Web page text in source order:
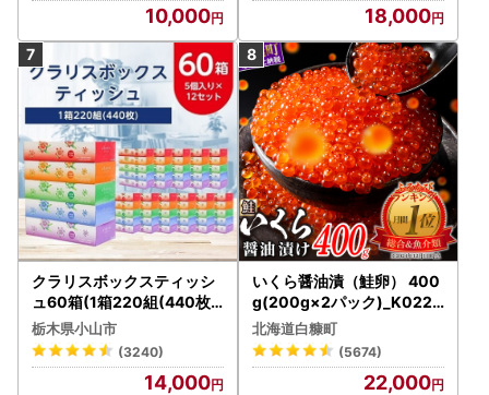
ン フルーツ FN-Limited-S
P
10,000 18,000
クラリスボックスティッシ
ュ60箱(1箱220組(440枚))
(5個入り×12セット)【配送
不可地域：離島・沖縄県】
【1256759】
栃木県小山市
(3240)
14,000
いくら醤油漬（鮭卵） 400
g(200g×2パック)_K022-
1676
北海道白糠町
(5674)
22,000